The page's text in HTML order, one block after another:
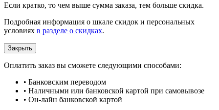
Если кратко, то чем выше сумма заказа, тем больше скидка.
Подробная информация о шкале скидок и персональных
условиях в разделе о скидках.
Закрыть
Оплатить заказ вы сможете следующими способами:
• Банковским переводом
• Наличными или банковской картой при самовывозе
• Он-лайн банковской картой